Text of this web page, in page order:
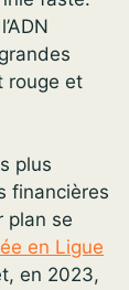
rouge et
plus
financières
plan se
en Ligue
en 2023,